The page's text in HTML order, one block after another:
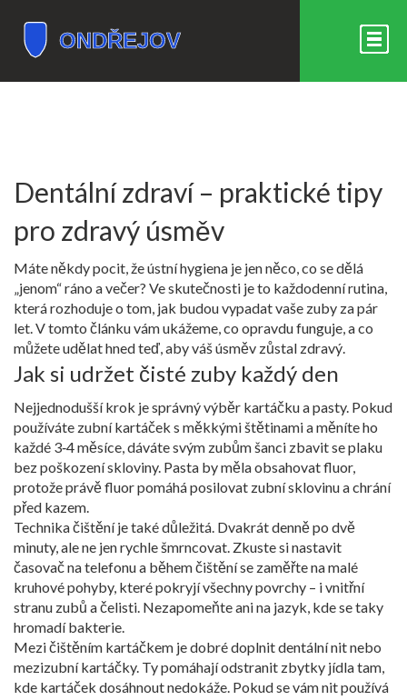
Dentální zdraví – praktické tipy
pro zdravý úsměv
Máte někdy pocit, že ústní hygiena je jen něco, co se dělá
„jenom“ ráno a večer? Ve skutečnosti je to každodenní rutina,
která rozhoduje o tom, jak budou vypadat vaše zuby za pár
let. V tomto článku vám ukážeme, co opravdu funguje, a co
můžete udělat hned teď, aby váš úsměv zůstal zdravý.
Jak si udržet čisté zuby každý den
Nejjednodušší krok je správný výběr kartáčku a pasty. Pokud
používáte zubní kartáček s měkkými štětinami a měníte ho
každé 3‑4 měsíce, dáváte svým zubům šanci zbavit se plaku
bez poškození skloviny. Pasta by měla obsahovat fluor,
protože právě fluor pomáhá posilovat zubní sklovinu a chrání
před kazem.
Technika čištění je také důležitá. Dvakrát denně po dvě
minuty, ale ne jen rychle šmrncovat. Zkuste si nastavit
časovač na telefonu a během čištění se zaměřte na malé
kruhové pohyby, které pokryjí všechny povrchy – i vnitřní
stranu zubů a čelisti. Nezapomeňte ani na jazyk, kde se taky
hromadí bakterie.
Mezi čištěním kartáčkem je dobré doplnit dentální nit nebo
mezizubní kartáčky. Ty pomáhají odstranit zbytky jídla tam,
kde kartáček dosáhnout nedokáže. Pokud se vám nit používá